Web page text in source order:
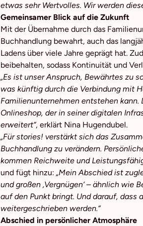
etwas sehr Wertvolles. Wir werden
Gemeinsamer Blick auf die Zukunft
Mit der Übernahme durch das
Buchhandlung bewahrt, auch das
Ladens über viele Jahre geprägt hat.
beibehalten, sodass Kontinuität und
„Es ist unser Anspruch, Bewährtes zu
was künftig durch die Verbindung mit
Familienunternehmen entstehen
Onlineshop, der in seiner digitalen
erweitert“, erklärt Nina Hugendubel.
„Für stories! verstärkt sich das
Buchhandlung zu verändern.
kommen Reichweite und
und fügt hinzu:„Mein Abschied ist
und großen ‚Vergnügen‘ – ähnlich
auf den Punkt bringt. Und darauf,
weitergeschrieben werden.“
Abschied in persönlicher Atmosphäre